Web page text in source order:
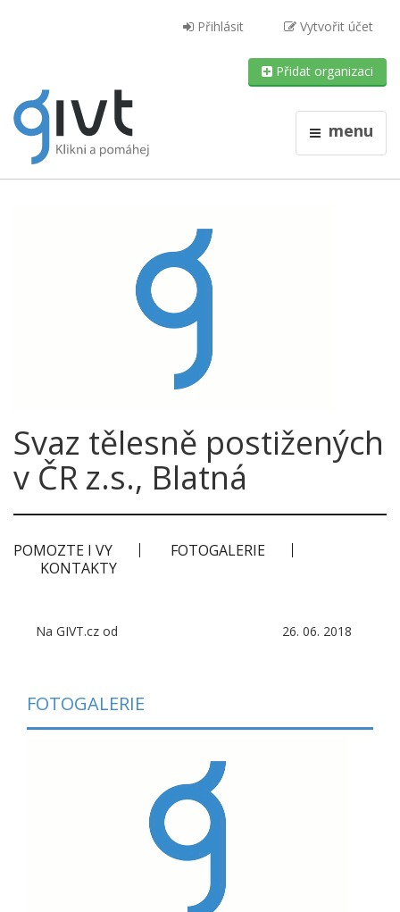
Přihlásit Vytvořit účet
Přidat organizaci
menu
Svaz tělesně postižených
v ČR z.s., Blatná
POMOZTE I VY
FOTOGALERIE
KONTAKTY
Na GIVT.cz od 26. 06. 2018
FOTOGALERIE